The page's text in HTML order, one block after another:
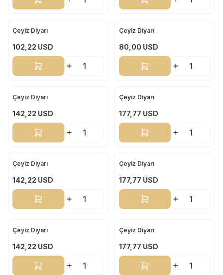
Yeni
Çeyiz Diyarı
102,22 USD
Sepete Ekle
Yeni
Çeyiz Diyarı
80,00 USD
Sepete Ekle
Yeni
Çeyiz Diyarı
142,22 USD
Sepete Ekle
Yeni
Çeyiz Diyarı
177,77 USD
Sepete Ekle
Yeni
Çeyiz Diyarı
142,22 USD
Sepete Ekle
Yeni
Çeyiz Diyarı
177,77 USD
Sepete Ekle
Yeni
Çeyiz Diyarı
142,22 USD
Sepete Ekle
Yeni
Çeyiz Diyarı
177,77 USD
Sepete Ekle